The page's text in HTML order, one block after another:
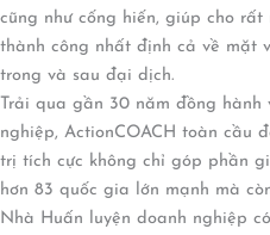
cũng như cống hiến, giúp cho
thành công nhất định cả về mặt
trong và sau đại dịch.
Trải qua gần 30 năm đồng
nghiệp, ActionCOACH toàn cầu
trị tích cực không chỉ góp phần
hơn 83 quốc gia lớn mạnh mà
Nhà Huấn luyện doanh nghiệp